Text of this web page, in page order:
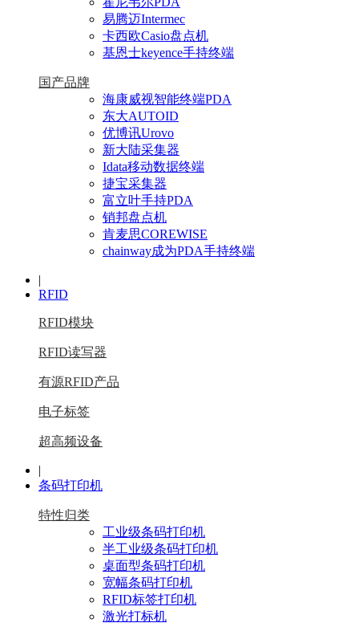
易腾迈Intermec
卡西欧Casio盘点机
基恩士keyence手持终端
国产品牌
海康威视智能终端PDA
东大AUTOID
优博讯Urovo
新大陆采集器
Idata移动数据终端
捷宝采集器
富立叶手持PDA
销邦盘点机
肯麦思COREWISE
chainway成为PDA手持终端
|
RFID
RFID模块
RFID读写器
有源RFID产品
电子标签
超高频设备
|
条码打印机
特性归类
工业级条码打印机
半工业级条码打印机
桌面型条码打印机
宽幅条码打印机
RFID标签打印机
激光打标机